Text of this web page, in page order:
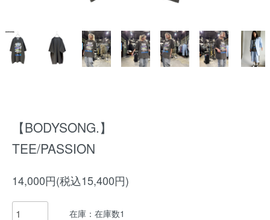
【BODYSONG.】
TEE/PASSION
14,000円(税込15,400円)
在庫：在庫数1